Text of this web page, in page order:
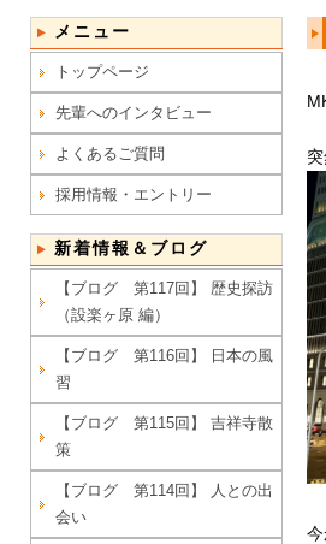
メニュー
トップページ
先輩へのインタビュー
よくあるご質問
採用情報・エントリー
新着情報＆ブログ
【ブログ 第117回】 歴史探訪
（設楽ヶ原 編）
【ブログ 第116回】 日本の風
習
【ブログ 第115回】 吉祥寺散
策
【ブログ 第114回】 人との出
会い